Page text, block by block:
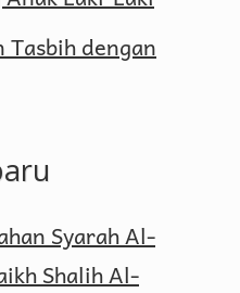
Tasbih dengan
Syarah Al-
Shalih Al-